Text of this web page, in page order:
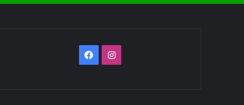
FacebookInstagram